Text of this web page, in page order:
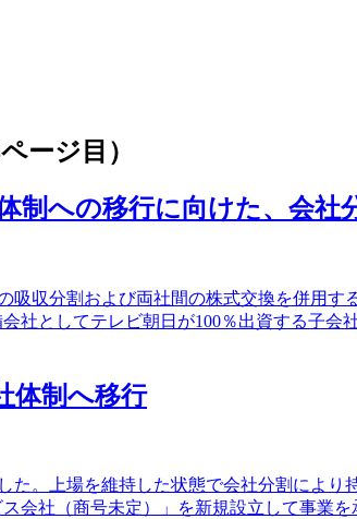
ージ目）
制への移行に向けた、会
収分割および両社間の株式交換を併用
社としてテレビ朝日が100％出資する子
体制へ移行
。上場を維持した状態で会社分割によ
会社（商号未定）」を新規設立して事業